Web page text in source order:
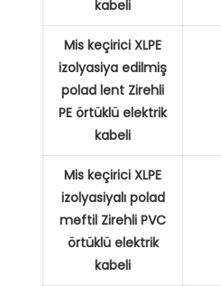
kabeli
Mis keçirici XLPE
izolyasiya edilmiş
polad lent Zirehli
PE örtüklü elektrik
kabeli
Mis keçirici XLPE
izolyasiyalı polad
məftil Zirehli PVC
örtüklü elektrik
kabeli